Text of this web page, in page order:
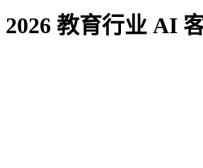
2026 教育行业 AI